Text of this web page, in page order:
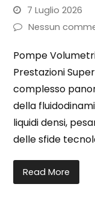
7 Luglio 2026
Nessun
Pompe
Prestazioni
complesso
della
liquidi densi,
delle sfide
Read More